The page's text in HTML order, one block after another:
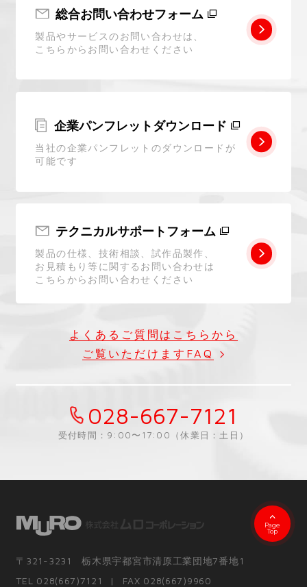
総合お問い合わせフォーム
製品やサービスのお問い合わせは、
こちらからお問い合わせください
企業パンフレットダウンロード
当社の企業パンフレットのダウンロードが
可能です
テクニカルサポートフォーム
製品の仕様、技術相談、試作品製作、
お見積もり等に関するお問い合わせは
こちらからお問い合わせください
よくあるご質問はこちらから
ご覧いただけますFAQ
028-667-7121
受付時間：9:00〜17:00（休業日：土日）
Page
Top
〒321-3231 栃木県宇都宮市清原工業団地7番地1
TEL 028(667)7121
FAX 028(667)9960